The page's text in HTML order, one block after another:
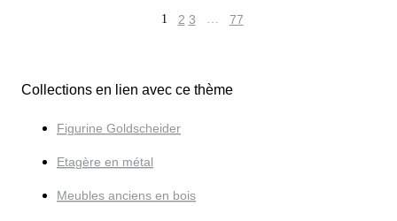
1 2 3 … 77
Collections en lien avec ce thème
Figurine Goldscheider
Etagère en métal
Meubles anciens en bois